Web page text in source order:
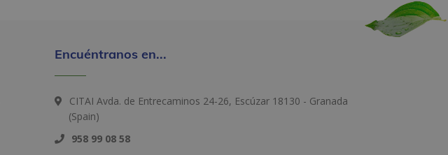
Encuéntranos en...
CITAI Avda. de Entrecaminos 24-26, Escúzar 18130 - Granada
(Spain)
958 99 08 58